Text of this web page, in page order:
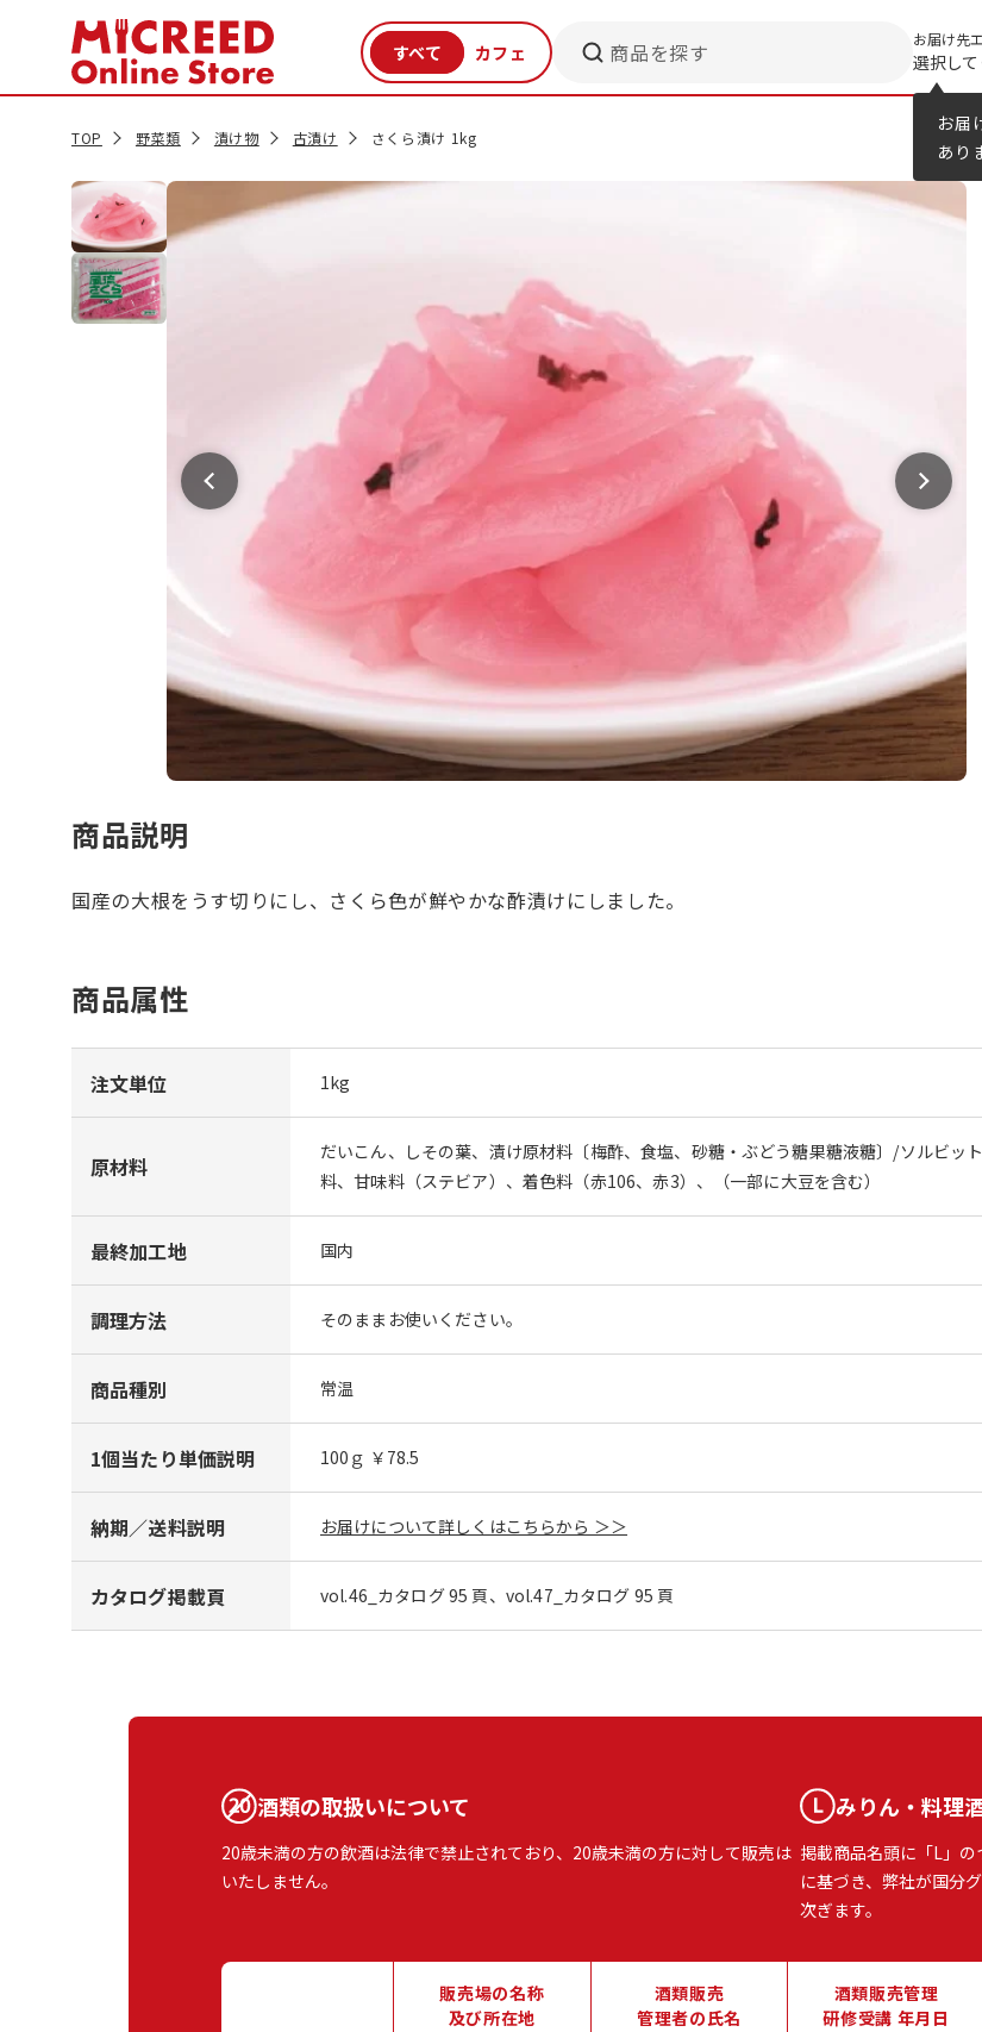
お届
あり
商品を探す お届け先
選択し
TOP 野菜類 漬け物 古漬け さくら漬け 1kg
商品説明
国産の大根をうす切りにし、さくら色が鮮やかな酢漬けにしました。
商品属性
注文単位 1kg
原材料
だいこん、しその葉、漬け原材料〔梅酢、食塩、砂糖・ぶどう糖果糖液糖〕/ソルビッ
料、甘味料（ステビア）、着色料（赤106、赤3）、（一部に大豆を含む）
最終加工地 国内
調理方法 そのままお使いください。
商品種別 常温
1個当たり単価説明 100ｇ ￥78.5
納期／送料説明 お届けについて詳しくはこちらから ＞＞
カタログ掲載頁 vol.46_カタログ 95 頁、vol.47_カタログ 95 頁
酒類の取扱いについて
20歳未満の方の飲酒は法律で禁止されており、20歳未満の方に対して販売は
いたしません。
みりん・料理
掲載商品名頭に「L」
に基づき、弊社が国分
次ぎます。
販売場の名称
及び所在地
酒類販売
管理者の氏名
酒類販売管理
研修受講 年月日